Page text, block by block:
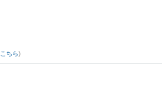
こちら)